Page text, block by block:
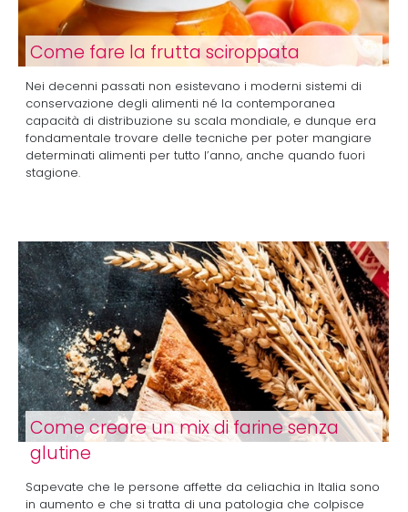
Come fare la frutta sciroppata
Nei decenni passati non esistevano i moderni sistemi di
conservazione degli alimenti né la contemporanea
capacità di distribuzione su scala mondiale, e dunque era
fondamentale trovare delle tecniche per poter mangiare
determinati alimenti per tutto l’anno, anche quando fuori
stagione.
Come creare un mix di farine senza
glutine
Sapevate che le persone affette da celiachia in Italia sono
in aumento e che si tratta di una patologia che colpisce